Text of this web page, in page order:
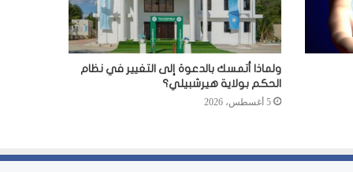
ولماذا أتمسك بالدعوة إلى التغيير في نظام
الحكم بولاية هيرشبيلي؟
5 أغسطس، 2026